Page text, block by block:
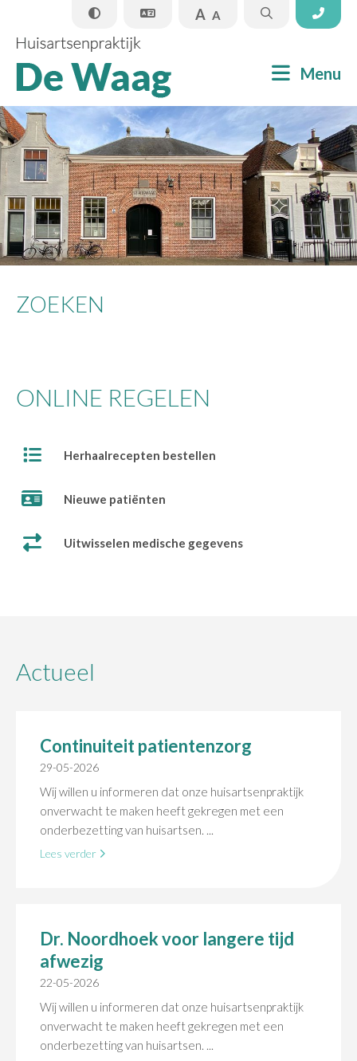
Praktijkinformatie
Apotheek
Informatie
A A
Menu
ZOEKEN
ONLINE REGELEN
Herhaalrecepten bestellen
Nieuwe patiënten
Uitwisselen medische gegevens
Actueel
Continuiteit patientenzorg
29-05-2026
Wij willen u informeren dat onze huisartsenpraktijk
onverwacht te maken heeft gekregen met een
onderbezetting van huisartsen. ...
Lees verder
Dr. Noordhoek voor langere tijd
afwezig
22-05-2026
Wij willen u informeren dat onze huisartsenpraktijk
onverwacht te maken heeft gekregen met een
onderbezetting van huisartsen. ...